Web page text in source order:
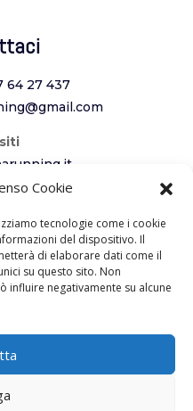
Cookie
tecnologie come i cookie
del dispositivo. Il
di elaborare dati come il
su questo sito. Non
influire negativamente su alcune
64 27 437
Tiburtina Running